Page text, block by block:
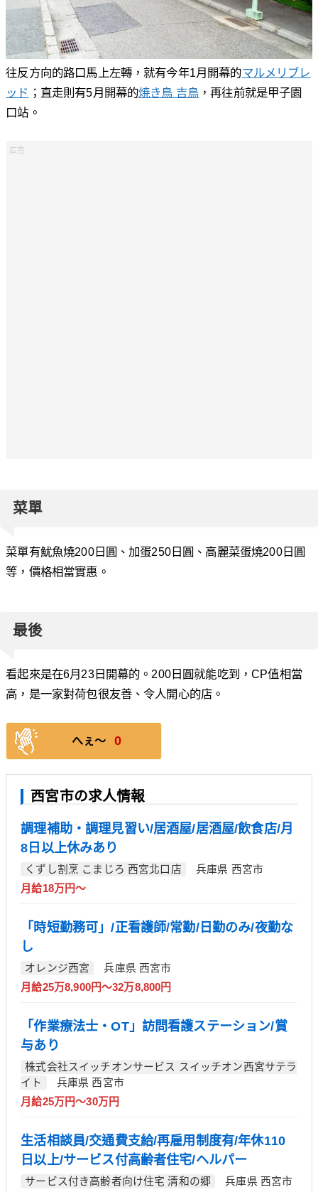
往反方向的路口馬上左轉，就有今年1月開幕的マルメリブレ
ッド ；直走則有5月開幕的焼き鳥 吉鳥 ，再往前就是甲子園
口站。
菜單
菜單有魷魚燒200日圓、加蛋250日圓、高麗菜蛋燒200日圓
等，價格相當實惠。
最後
看起來是在6月23日開幕的。200日圓就能吃到，CP值相當
高，是一家對荷包很友善、令人開心的店。
へぇ〜 0
西宮市の求人情報
調理補助・調理見習い/居酒屋/居酒屋/飲食店/月
8日以上休みあり
くずし割烹 こまじろ 西宮北口店
兵庫県 西宮市
月給18万円～
「時短勤務可」/正看護師/常勤/日勤のみ/夜勤な
し
オレンジ西宮
兵庫県 西宮市
月給25万8,900円～32万8,800円
「作業療法士・OT」訪問看護ステーション/賞
与あり
株式会社スイッチオンサービス スイッチオン西宮サテラ
イト
兵庫県 西宮市
月給25万円～30万円
生活相談員/交通費支給/再雇用制度有/年休110
日以上/サービス付高齢者住宅/ヘルパー
サービス付き高齢者向け住宅 清和の郷 兵庫県 西宮市